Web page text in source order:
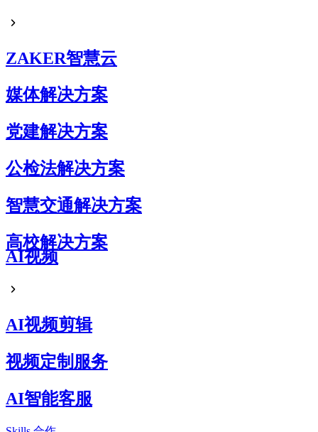
元宇宙电商解决方案
ZAKER智慧云
媒体解决方案
党建解决方案
公检法解决方案
智慧交通解决方案
高校解决方案
AI视频
AI视频剪辑
视频定制服务
AI智能客服